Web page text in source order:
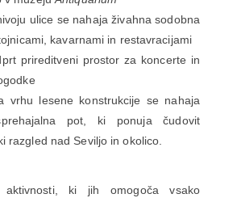
ulice se nahaja živahna sodobna
kavarnami in restavracijami
prireditveni prostor za koncerte in
vrhu lesene konstrukcije se nahaja
pot, ki ponuja čudovit
razgled nad Seviljo in okolico.
aktivnosti, ki jih omogoča vsako